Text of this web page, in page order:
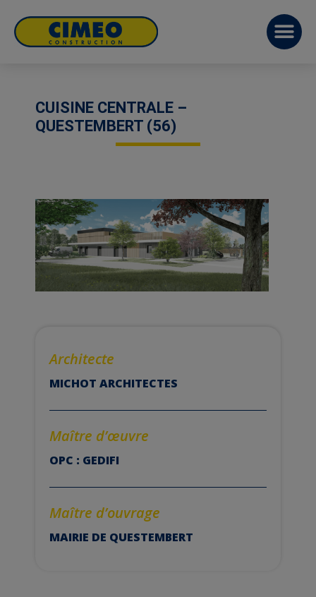
CUISINE CENTRALE –
QUESTEMBERT (56)
Architecte
MICHOT ARCHITECTES
Maître d’œuvre
OPC : GEDIFI
Maître d’ouvrage
MAIRIE DE QUESTEMBERT